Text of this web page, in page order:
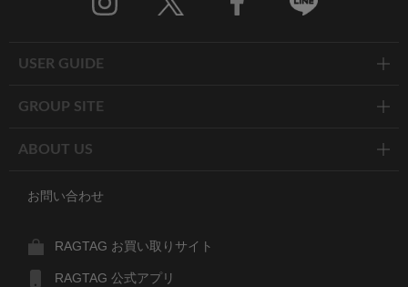
USER GUIDE
GROUP SITE
ABOUT US
お問い合わせ
RAGTAG お買い取りサイト
RAGTAG 公式アプリ